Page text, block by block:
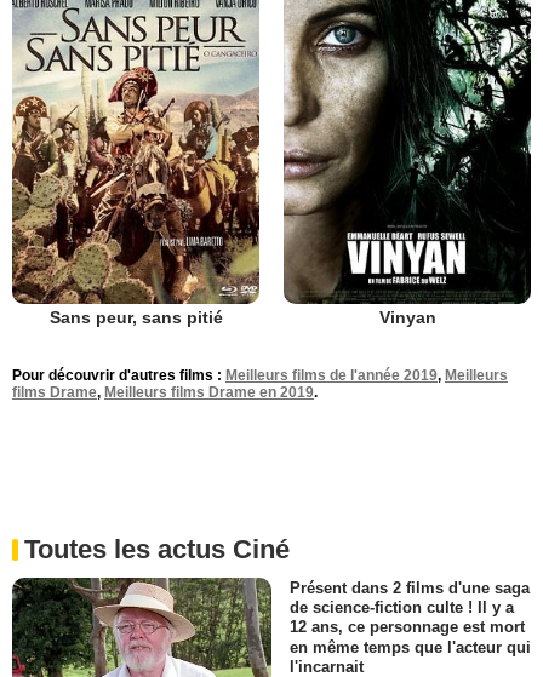
Sans peur, sans pitié Vinyan
Pour découvrir d'autres films : Meilleurs films de l'année 2019, Meilleurs
films Drame, Meilleurs films Drame en 2019.
Toutes les actus Ciné
Présent dans 2 films d'une saga
de science-fiction culte ! Il y a
12 ans, ce personnage est mort
en même temps que l'acteur qui
l'incarnait